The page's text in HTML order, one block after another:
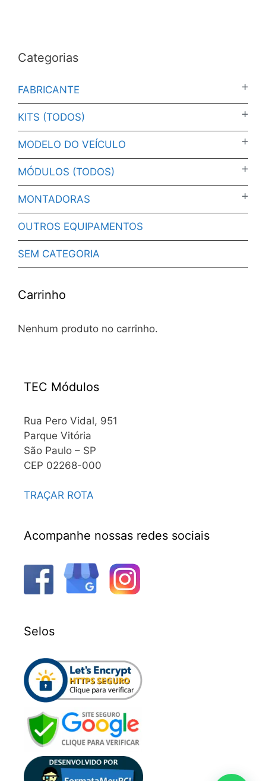
Categorias
FABRICANTE
KITS (TODOS)
MODELO DO VEÍCULO
MÓDULOS (TODOS)
MONTADORAS
OUTROS EQUIPAMENTOS
SEM CATEGORIA
Carrinho
Nenhum produto no carrinho.
TEC Módulos
Rua Pero Vidal, 951
Parque Vitória
São Paulo – SP
CEP 02268-000
TRAÇAR ROTA
Acompanhe nossas redes sociais
Selos